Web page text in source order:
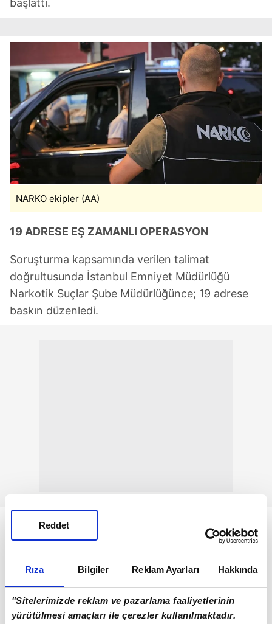
Rıza Bilgiler Reklam Ayarları Hakkında
"Sitelerimizde reklam ve pazarlama faaliyetlerinin
yürütülmesi amaçları ile çerezler kullanılmaktadır.
Reddet
başlattı.
NARKO ekipler (AA)
19 ADRESE EŞ ZAMANLI OPERASYON
Soruşturma kapsamında verilen talimat
doğrultusunda İstanbul Emniyet Müdürlüğü
Narkotik Suçlar Şube Müdürlüğünce; 19 adrese
baskın düzenledi.